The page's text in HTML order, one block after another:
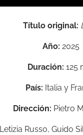
Título original:
Año: 2025
Duración: 125
País: Italia y
Dirección: Pietro
Letizia Russo, Guido